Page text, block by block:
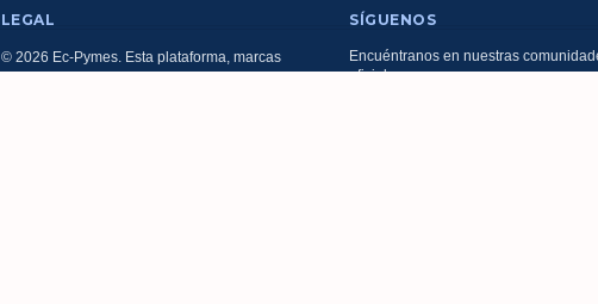
LEGAL
© 2026 Ec-Pymes. Esta plataforma, marcas
SÍGUENOS
Encuéntranos en nuestras
oficiales: